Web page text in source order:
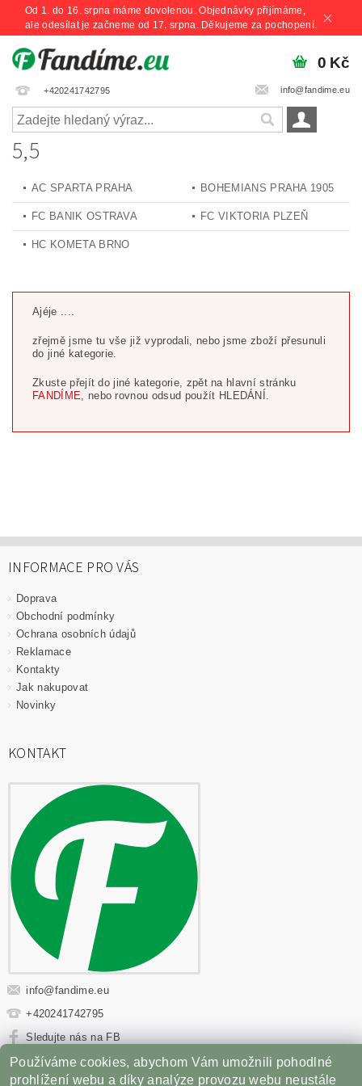
Od 1. do 16. srpna máme dovolenou. Objednávky přijímáme,
ale odesílat je začneme od 17. srpna. Děkujeme za pochopení.
+420241742795 info@fandime.eu
0 Kč
5,5
AC SPARTA PRAHA BOHEMIANS PRAHA 1905
FC BANIK OSTRAVA FC VIKTORIA PLZEŇ
HC KOMETA BRNO
Ajéje ....
zřejmě jsme tu vše již vyprodali, nebo jsme zboží přesunuli
do jiné kategorie.
Zkuste přejít do jiné kategorie, zpět na hlavní stránku
FANDÍME, nebo rovnou odsud použít HLEDÁNÍ.
INFORMACE PRO VÁS
Doprava
Obchodní podmínky
Ochrana osobních údajů
Reklamace
Kontakty
Jak nakupovat
Novinky
KONTAKT
info@fandime.eu
+420241742795
Sledujte nás na FB
Sportovní výživa | Fitness oblečení | Věci z filmů |
Používáme cookies, abychom Vám umožnili pohodlné
prohlížení webu a díky analýze provozu webu neustále